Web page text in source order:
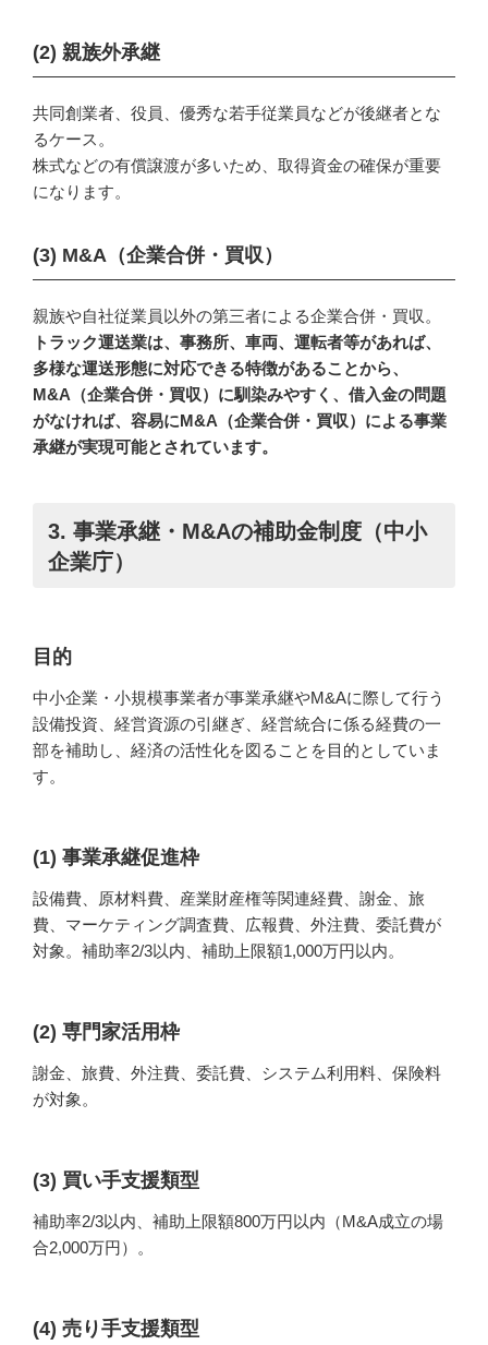
(2) 親族外承継
共同創業者、役員、優秀な若手従業員などが後継者とな
るケース。
株式などの有償譲渡が多いため、取得資金の確保が重要
になります。
(3) M&A（企業合併・買収）
親族や自社従業員以外の第三者による企業合併・買収。
トラック運送業は、事務所、車両、運転者等があれば、
多様な運送形態に対応できる特徴があることから、
M&A（企業合併・買収）に馴染みやすく、借入金の問題
がなければ、容易にM&A（企業合併・買収）による事業
承継が実現可能とされています。
3. 事業承継・M&Aの補助金制度（中小
企業庁）
目的
中小企業・小規模事業者が事業承継やM&Aに際して行う
設備投資、経営資源の引継ぎ、経営統合に係る経費の一
部を補助し、経済の活性化を図ることを目的としていま
す。
(1) 事業承継促進枠
設備費、原材料費、産業財産権等関連経費、謝金、旅
費、マーケティング調査費、広報費、外注費、委託費が
対象。補助率2/3以内、補助上限額1,000万円以内。
(2) 専門家活用枠
謝金、旅費、外注費、委託費、システム利用料、保険料
が対象。
(3) 買い手支援類型
補助率2/3以内、補助上限額800万円以内（M&A成立の場
合2,000万円）。
(4) 売り手支援類型